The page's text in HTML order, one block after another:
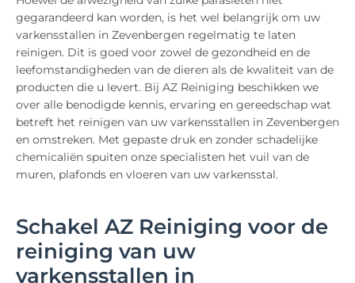
gegarandeerd kan worden, is het wel belangrijk om uw
varkensstallen in Zevenbergen regelmatig te laten
reinigen. Dit is goed voor zowel de gezondheid en de
leefomstandigheden van de dieren als de kwaliteit van de
producten die u levert. Bij AZ Reiniging beschikken we
over alle benodigde kennis, ervaring en gereedschap wat
betreft het reinigen van uw varkensstallen in Zevenbergen
en omstreken. Met gepaste druk en zonder schadelijke
chemicaliën spuiten onze specialisten het vuil van de
muren, plafonds en vloeren van uw varkensstal.
Schakel AZ Reiniging voor de
reiniging van uw
varkensstallen in